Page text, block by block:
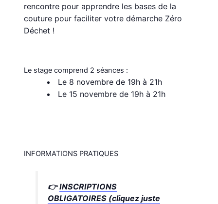
rencontre pour apprendre les bases de la
couture pour faciliter votre démarche Zéro
Déchet !
Le stage comprend 2 séances :
Le 8 novembre de 19h à 21h
Le 15 novembre de 19h à 21h
INFORMATIONS PRATIQUES
👉INSCRIPTIONS
OBLIGATOIRES (cliquez juste